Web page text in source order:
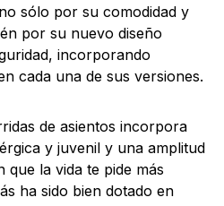
sólo por su comodidad y
por su nuevo diseño
incorporando
cada una de sus versiones.
de asientos incorpora
y juvenil y una amplitud
que la vida te pide más
ha sido bien dotado en